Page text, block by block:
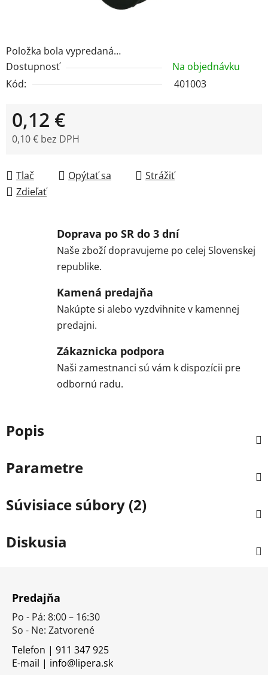
Položka bola vypredaná…
Dostupnosť
Na objednávku
Kód:
401003
0,12 €
0,10 € bez DPH
Tlač
Opýtať sa
Strážiť
Zdieľať
Doprava po SR do 3 dní
Naše zboží dopravujeme po celej Slovenskej
republike.
Kamená predajňa
Nakúpte si alebo vyzdvihnite v kamennej
predajni.
Zákaznicka podpora
Naši zamestnanci sú vám k dispozícii pre
odbornú radu.
Popis
Parametre
Súvisiace súbory (2)
Diskusia
Predajňa
Po - Pá: 8:00 – 16:30
So - Ne: Zatvorené
Telefon | 911 347 925
E-mail | info@lipera.sk